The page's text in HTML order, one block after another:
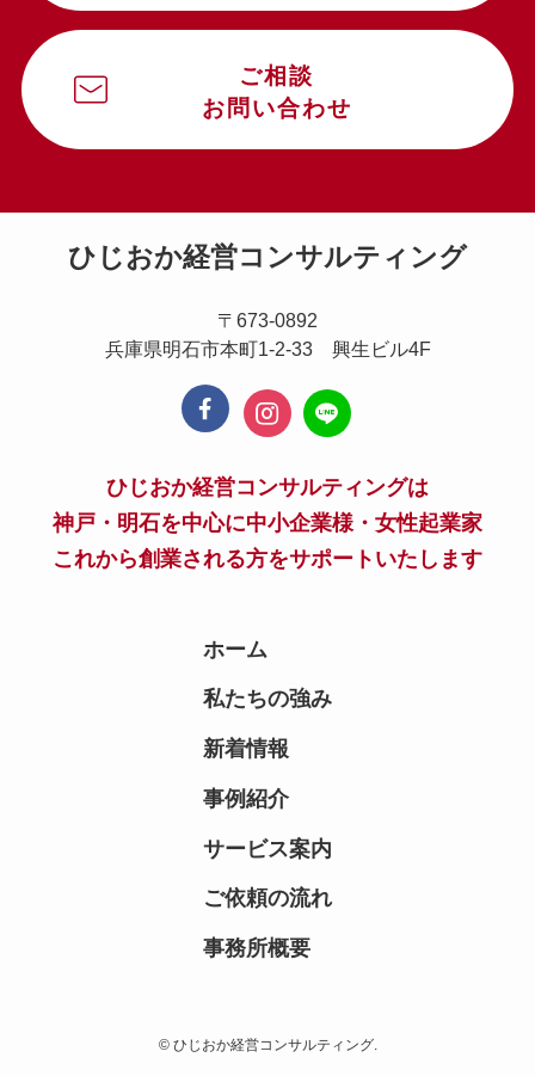
ご相談
お問い合わせ
ひじおか経営コンサルティング
〒673-0892
兵庫県明石市本町1-2-33 興生ビル4F
ひじおか経営コンサルティングは
神戸・明石を中心に中小企業様・女性起業家
これから創業される方をサポートいたします
ホーム
私たちの強み
新着情報
事例紹介
サービス案内
ご依頼の流れ
事務所概要
© ひじおか経営コンサルティング.